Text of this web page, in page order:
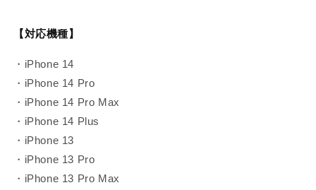
【対応機種】
・iPhone 14
・iPhone 14 Pro
・iPhone 14 Pro Max
・iPhone 14 Plus
・iPhone 13
・iPhone 13 Pro
・iPhone 13 Pro Max